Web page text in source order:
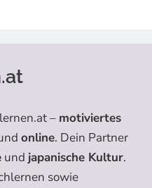
– motiviertes
online. Dein Partner
und japanische Kultur.
sowie